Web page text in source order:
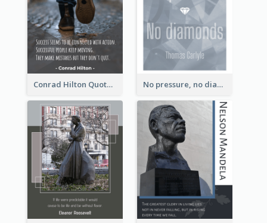
Conrad Hilton Quote No pressure, no diamonds. - Thomas Carlyle